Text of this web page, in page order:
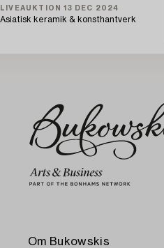
LIVEAUKTION 13 DEC 2024
Asiatisk keramik & konsthantverk
Om Bukowskis